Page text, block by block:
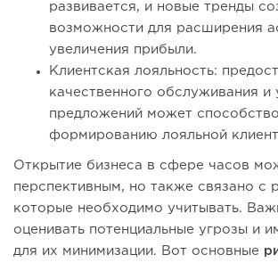
развивается, и новые тренды
возможности для расширения
увеличения прибыли.
Клиентская лояльность:
качественного обслуживания и
предложений может
формированию лояльной
Открытие бизнеса в сфере часов
перспективным, но также связано с
которые необходимо учитывать.
оценивать потенциальные угрозы и
для их минимизации. Вот основные